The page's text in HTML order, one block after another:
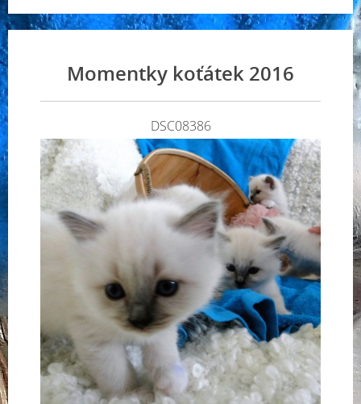
Momentky koťátek 2016
DSC08386